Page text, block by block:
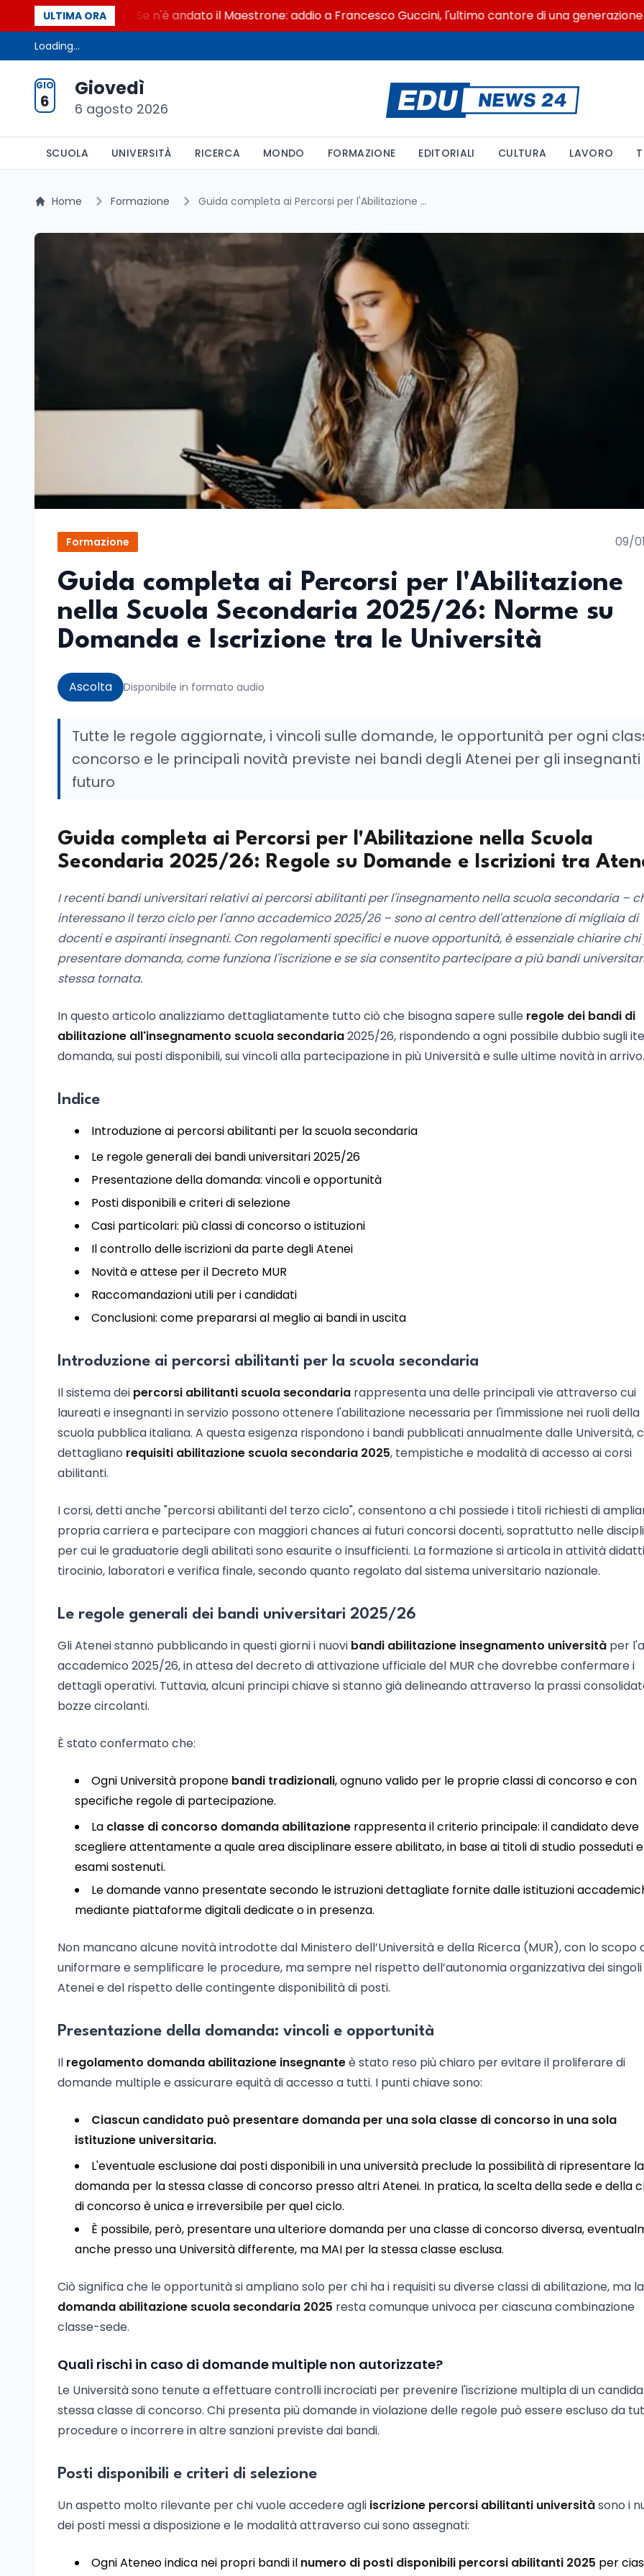
ULTIMA ORASe n'è andato il Maestrone: addio a Francesco Guccini, l'ultimo cantore di una generazione ribelle
Loading...
GIO
6
Giovedì
6 agosto 2026
SCUOLA UNIVERSITÀ RICERCA MONDO FORMAZIONE EDITORIALI CULTURA LAVORO
Home Formazione Guida completa ai Percorsi per l'Abilitazione nella Scuola Secondaria 2025/26: Norme su Domanda e Iscrizione tra le Università
Formazione 09/
Guida completa ai Percorsi per l'Abilitazione
nella Scuola Secondaria 2025/26: Norme su
Domanda e Iscrizione tra le Università
Ascolta Disponibile in formato audio
Tutte le regole aggiornate, i vincoli sulle domande, le opportunità per ogni
concorso e le principali novità previste nei bandi degli Atenei per gli insegnanti
futuro
Guida completa ai Percorsi per l'Abilitazione nella Scuola
Secondaria 2025/26: Regole su Domande e Iscrizioni tra
I recenti bandi universitari relativi ai percorsi abilitanti per l'insegnamento nella scuola secondaria –
interessano il terzo ciclo per l'anno accademico 2025/26 – sono al centro dell'attenzione di migliaia di
docenti e aspiranti insegnanti. Con regolamenti specifici e nuove opportunità, è essenziale chiarire chi
presentare domanda, come funziona l'iscrizione e se sia consentito partecipare a più bandi
stessa tornata.
In questo articolo analizziamo dettagliatamente tutto ciò che bisogna sapere sulle regole dei bandi di
abilitazione all'insegnamento scuola secondaria2025/26, rispondendo a ogni possibile dubbio sugli
domanda, sui posti disponibili, sui vincoli alla partecipazione in più Università e sulle ultime novità in arrivo.
Indice
Introduzione ai percorsi abilitanti per la scuola secondaria
Le regole generali dei bandi universitari 2025/26
Presentazione della domanda: vincoli e opportunità
Posti disponibili e criteri di selezione
Casi particolari: più classi di concorso o istituzioni
Il controllo delle iscrizioni da parte degli Atenei
Novità e attese per il Decreto MUR
Raccomandazioni utili per i candidati
Conclusioni: come prepararsi al meglio ai bandi in uscita
Introduzione ai percorsi abilitanti per la scuola secondaria
Il sistema dei percorsi abilitanti scuola secondaria rappresenta una delle principali vie attraverso cui
laureati e insegnanti in servizio possono ottenere l'abilitazione necessaria per l'immissione nei ruoli della
scuola pubblica italiana. A questa esigenza rispondono i bandi pubblicati annualmente dalle Università,
dettagliano requisiti abilitazione scuola secondaria 2025, tempistiche e modalità di accesso ai corsi
abilitanti.
I corsi, detti anche "percorsi abilitanti del terzo ciclo", consentono a chi possiede i titoli richiesti di
propria carriera e partecipare con maggiori chances ai futuri concorsi docenti, soprattutto nelle
per cui le graduatorie degli abilitati sono esaurite o insufficienti. La formazione si articola in attività
tirocinio, laboratori e verifica finale, secondo quanto regolato dal sistema universitario nazionale.
Le regole generali dei bandi universitari 2025/26
Gli Atenei stanno pubblicando in questi giorni i nuovi bandi abilitazione insegnamento università per
accademico 2025/26, in attesa del decreto di attivazione ufficiale del MUR che dovrebbe confermare i
dettagli operativi. Tuttavia, alcuni principi chiave si stanno già delineando attraverso la prassi
bozze circolanti.
È stato confermato che:
Ogni Università propone bandi tradizionali, ognuno valido per le proprie classi di concorso e con
specifiche regole di partecipazione.
La classe di concorso domanda abilitazione rappresenta il criterio principale: il candidato deve
scegliere attentamente a quale area disciplinare essere abilitato, in base ai titoli di studio posseduti
esami sostenuti.
Le domande vanno presentate secondo le istruzioni dettagliate fornite dalle istituzioni
mediante piattaforme digitali dedicate o in presenza.
Non mancano alcune novità introdotte dal Ministero dell’Università e della Ricerca (MUR), con lo scopo
uniformare e semplificare le procedure, ma sempre nel rispetto dell’autonomia organizzativa dei singoli
Atenei e del rispetto delle contingente disponibilità di posti.
Presentazione della domanda: vincoli e opportunità
Il regolamento domanda abilitazione insegnanteè stato reso più chiaro per evitare il proliferare di
domande multiple e assicurare equità di accesso a tutti. I punti chiave sono:
Ciascun candidato può presentare domanda per una sola classe di concorso in una sola
istituzione universitaria.
L'eventuale esclusione dai posti disponibili in una università preclude la possibilità di ripresentare la
domanda per la stessa classe di concorso presso altri Atenei. In pratica, la scelta della sede e della
di concorso è unica e irreversibile per quel ciclo.
È possibile, però, presentare una ulteriore domanda per una classe di concorso diversa,
anche presso una Università differente, ma MAI per la stessa classe esclusa.
Ciò significa che le opportunità si ampliano solo per chi ha i requisiti su diverse classi di abilitazione, ma la
domanda abilitazione scuola secondaria 2025 resta comunque univoca per ciascuna combinazione
classe-sede.
Quali rischi in caso di domande multiple non autorizzate?
Le Università sono tenute a effettuare controlli incrociati per prevenire l'iscrizione multipla di un
stessa classe di concorso. Chi presenta più domande in violazione delle regole può essere escluso da
procedure o incorrere in altre sanzioni previste dai bandi.
Posti disponibili e criteri di selezione
Un aspetto molto rilevante per chi vuole accedere agli iscrizione percorsi abilitanti universitàsono i
dei posti messi a disposizione e le modalità attraverso cui sono assegnati:
Ogni Ateneo indica nei propri bandi il numero di posti disponibili percorsi abilitanti 2025 per